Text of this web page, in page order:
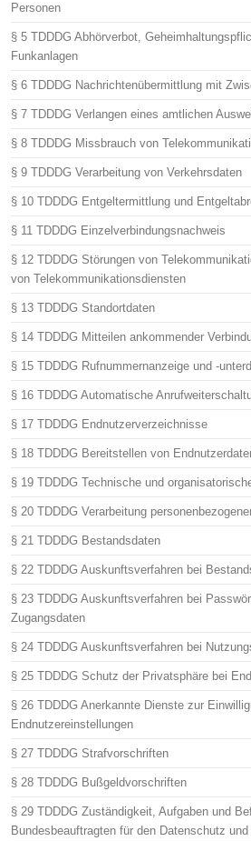
Personen
§ 5 TDDDG Abhörverbot,
Funkanlagen
§ 6 TDDDG Nachrichtenübermittlung mit
§ 7 TDDDG Verlangen eines amtlichen
§ 8 TDDDG Missbrauch von
§ 9 TDDDG Verarbeitung von Verkehrsdaten
§ 10 TDDDG Entgeltermittlung und
§ 11 TDDDG Einzelverbindungsnachweis
§ 12 TDDDG Störungen von
von Telekommunikationsdiensten
§ 13 TDDDG Standortdaten
§ 14 TDDDG Mitteilen ankommender
§ 15 TDDDG Rufnummernanzeige und -
§ 16 TDDDG Automatische
§ 17 TDDDG Endnutzerverzeichnisse
§ 18 TDDDG Bereitstellen von
§ 19 TDDDG Technische und
§ 20 TDDDG Verarbeitung
§ 21 TDDDG Bestandsdaten
§ 22 TDDDG Auskunftsverfahren bei
§ 23 TDDDG Auskunftsverfahren bei
Zugangsdaten
§ 24 TDDDG Auskunftsverfahren bei
§ 25 TDDDG Schutz der Privatsphäre bei
§ 26 TDDDG Anerkannte Dienste zur
Endnutzereinstellungen
§ 27 TDDDG Strafvorschriften
§ 28 TDDDG Bußgeldvorschriften
§ 29 TDDDG Zuständigkeit, Aufgaben und
Bundesbeauftragten für den Datenschutz